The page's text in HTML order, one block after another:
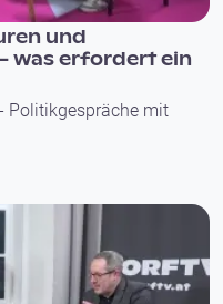
und
was erfordert ein
Politikgespräche mit